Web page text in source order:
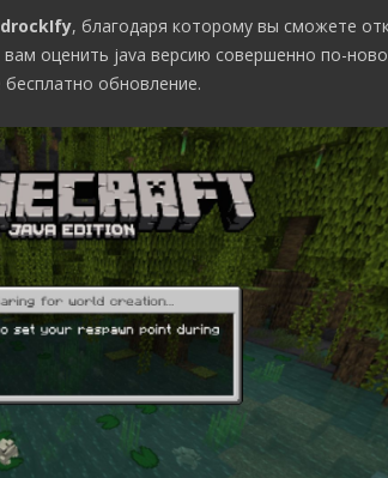
, благодаря которому вы сможете
оценить java версию совершенно по-
обновление.